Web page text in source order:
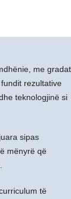
me gradat
rezultative
teknologjinë si
sipas
mënyrë që
të